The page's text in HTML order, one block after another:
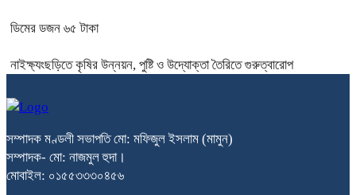
ডিমের ডজন ৬৫ টাকা
নাইক্ষ্যংছড়িতে কৃষির উন্নয়ন, পুষ্টি ও উদ্যোক্তা তৈরিতে গুরুত্বারোপ
সম্পাদক মণ্ডলী সভাপতি মো: মফিজুল ইসলাম (মামুন)
সম্পাদক- মো: নাজমুল হুদা।
মোবাইল: ০১৫৫৩৩৩০৪৫৬